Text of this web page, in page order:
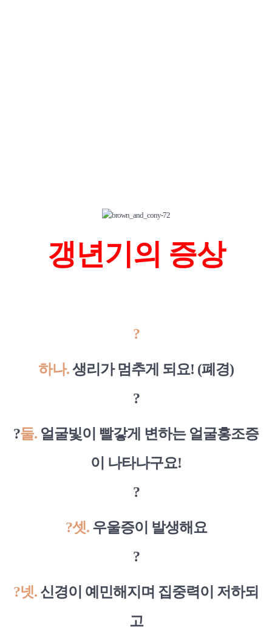
갱년기의 증상
?
하나.생리가 멈추게 되요! (폐경)
?
?둘. 얼굴빛이 빨갛게 변하는 얼굴홍조증
이 나타나구요!
?
?셋.우울증이 발생해요
?
?넷. 신경이 예민해지며 집중력이 저하되
고